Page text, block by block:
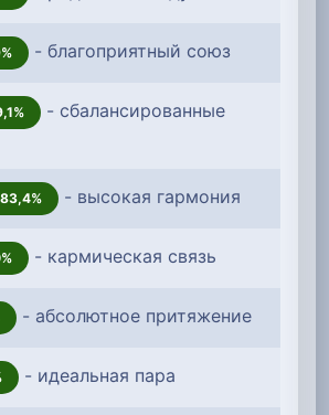
- благоприятный союз
- сбалансированные
83,4% - высокая гармония
- кармическая связь
- абсолютное притяжение
- идеальная пара